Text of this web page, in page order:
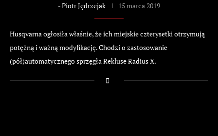
-Piotr Jędrzejak 15 marca 2019
Husqvarna ogłosiła właśnie, że ich miejskie czterysetki otrzymują
potężną i ważną modyfikację. Chodzi o zastosowanie
(pół)automatycznego sprzęgła Rekluse Radius X.